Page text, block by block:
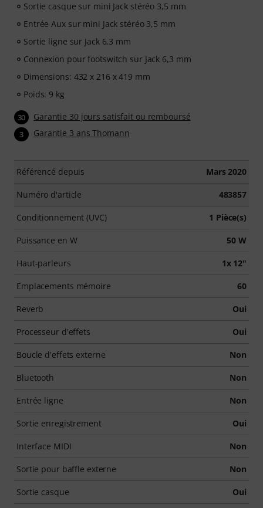
Sortie casque sur mini Jack stéréo 3,5 mm
Entrée Aux sur mini Jack stéréo 3,5 mm
Sortie ligne sur Jack 6,3 mm
Connexion pour footswitch sur Jack 6,3 mm
Dimensions: 432 x 216 x 419 mm
Poids: 9 kg
30 Garantie 30 jours satisfait ou remboursé
3 Garantie 3 ans Thomann
Référencé depuis Mars 2020
Numéro d'article 483857
Conditionnement (UVC) 1 Pièce(s)
Puissance en W 50 W
Haut-parleurs 1x 12"
Emplacements mémoire 60
Reverb Oui
Processeur d'effets Oui
Boucle d'effets externe Non
Bluetooth Non
Entrée ligne Non
Sortie enregistrement Oui
Interface MIDI Non
Sortie pour baffle externe Non
Sortie casque Oui